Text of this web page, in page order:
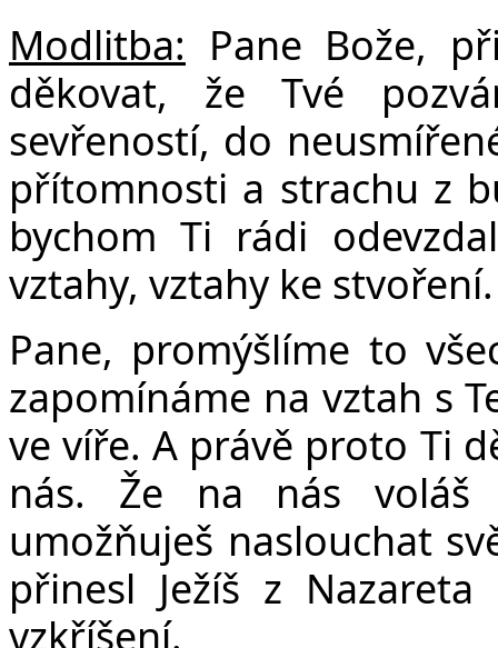
Modlitba: Pane Bože,
děkovat, že Tvé
sevřeností, do
přítomnosti a strachu z
bychom Ti rádi
vztahy, vztahy ke stvoření.
Pane, promýšlíme to
zapomínáme na vztah s
ve víře. A právě proto Ti
nás. Že na nás voláš
umožňuješ naslouchat
přinesl Ježíš z
vzkříšení.